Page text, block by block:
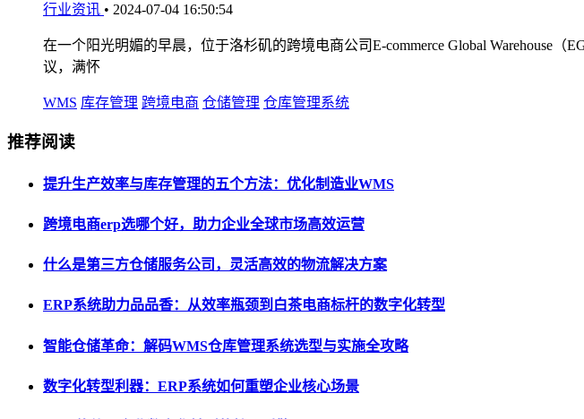
行业资讯 • 2024-07-04 16:50:54
在一个阳光明媚的早晨，位于洛杉矶的跨境电商公司E-commerce Global Warehouse
议，满怀
WMS 库存管理 跨境电商 仓储管理 仓库管理系统
推荐阅读
提升生产效率与库存管理的五个方法：优化制造业WMS
跨境电商erp选哪个好，助力企业全球市场高效运营
什么是第三方仓储服务公司，灵活高效的物流解决方案
ERP系统助力品品香：从效率瓶颈到白茶电商标杆的数字化转型
智能仓储革命：解码WMS仓库管理系统选型与实施全攻略
数字化转型利器：ERP系统如何重塑企业核心场景